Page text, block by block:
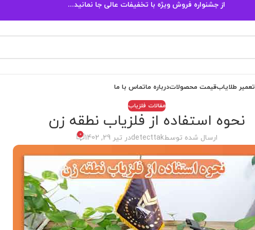
از جشنواره فروش ویژه با تخفیفات عالی جا نمانید...
تعمیر طلایابقیمت محصولاتدرباره ماتماس با ما
مقالات فلزیاب
نحوه استفاده از فلزیاب نطقه زن
ارسال شده توسطdetecttakدر تیر 29, 1402 0